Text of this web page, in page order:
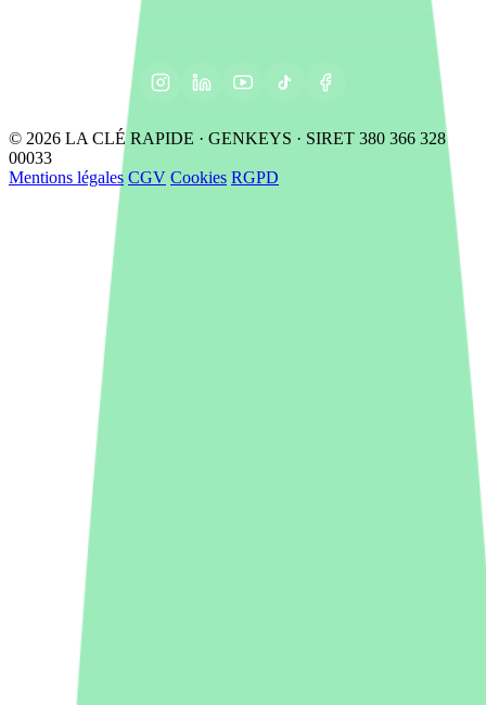
© 2026 LA CLÉ RAPIDE · GENKEYS · SIRET 380 366 328
00033
Mentions légales CGV Cookies RGPD